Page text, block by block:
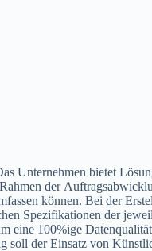
Unternehmen bietet
der
können. Bei der
Spezifikationen der
eine 100%ige
der Einsatz von